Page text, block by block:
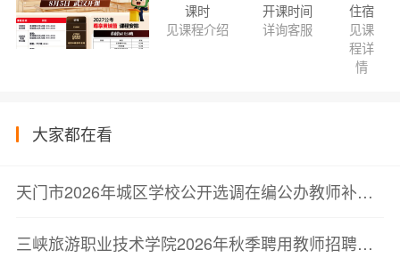
课时
见课程介绍
开课时间
详询客服
住宿
见课
程详
情
大家都在看
天门市2026年城区学校公开选调在编公办教师补充公告
三峡旅游职业技术学院2026年秋季聘用教师招聘公告